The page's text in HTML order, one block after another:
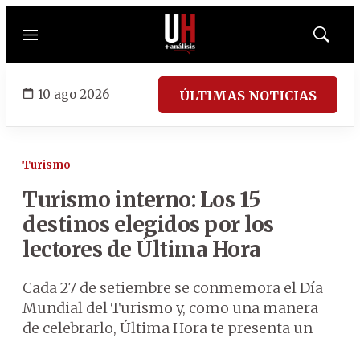
Menú
Mostrar
10 ago 2026 ÚLTIMAS NOTICIAS
Turismo
Turismo interno: Los 15
destinos elegidos por los
lectores de Última Hora
Cada 27 de setiembre se conmemora el Día
Mundial del Turismo y, como una manera
de celebrarlo, Última Hora te presenta un